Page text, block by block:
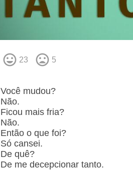
23 5
Você mudou?
Não.
Ficou mais fria?
Não.
Então o que foi?
Só cansei.
De quê?
De me decepcionar tanto.